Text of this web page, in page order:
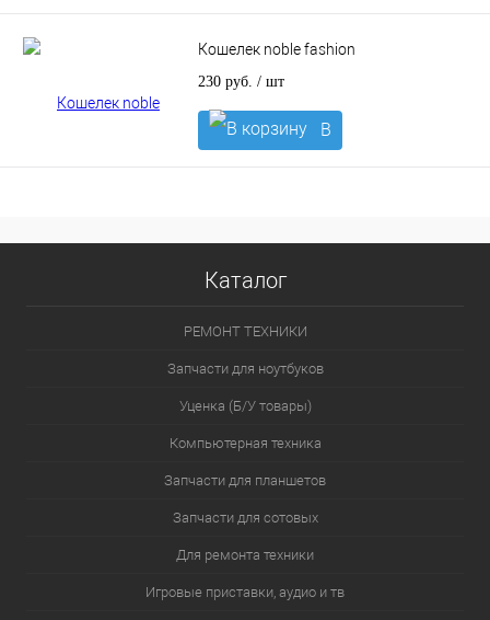
корзину
Кошелек noble fashion
230 руб. / шт
В
корзину
Каталог
РЕМОНТ ТЕХНИКИ
Запчасти для ноутбуков
Уценка (Б/У товары)
Компьютерная техника
Запчасти для планшетов
Запчасти для сотовых
Для ремонта техники
Игровые приставки, аудио и тв